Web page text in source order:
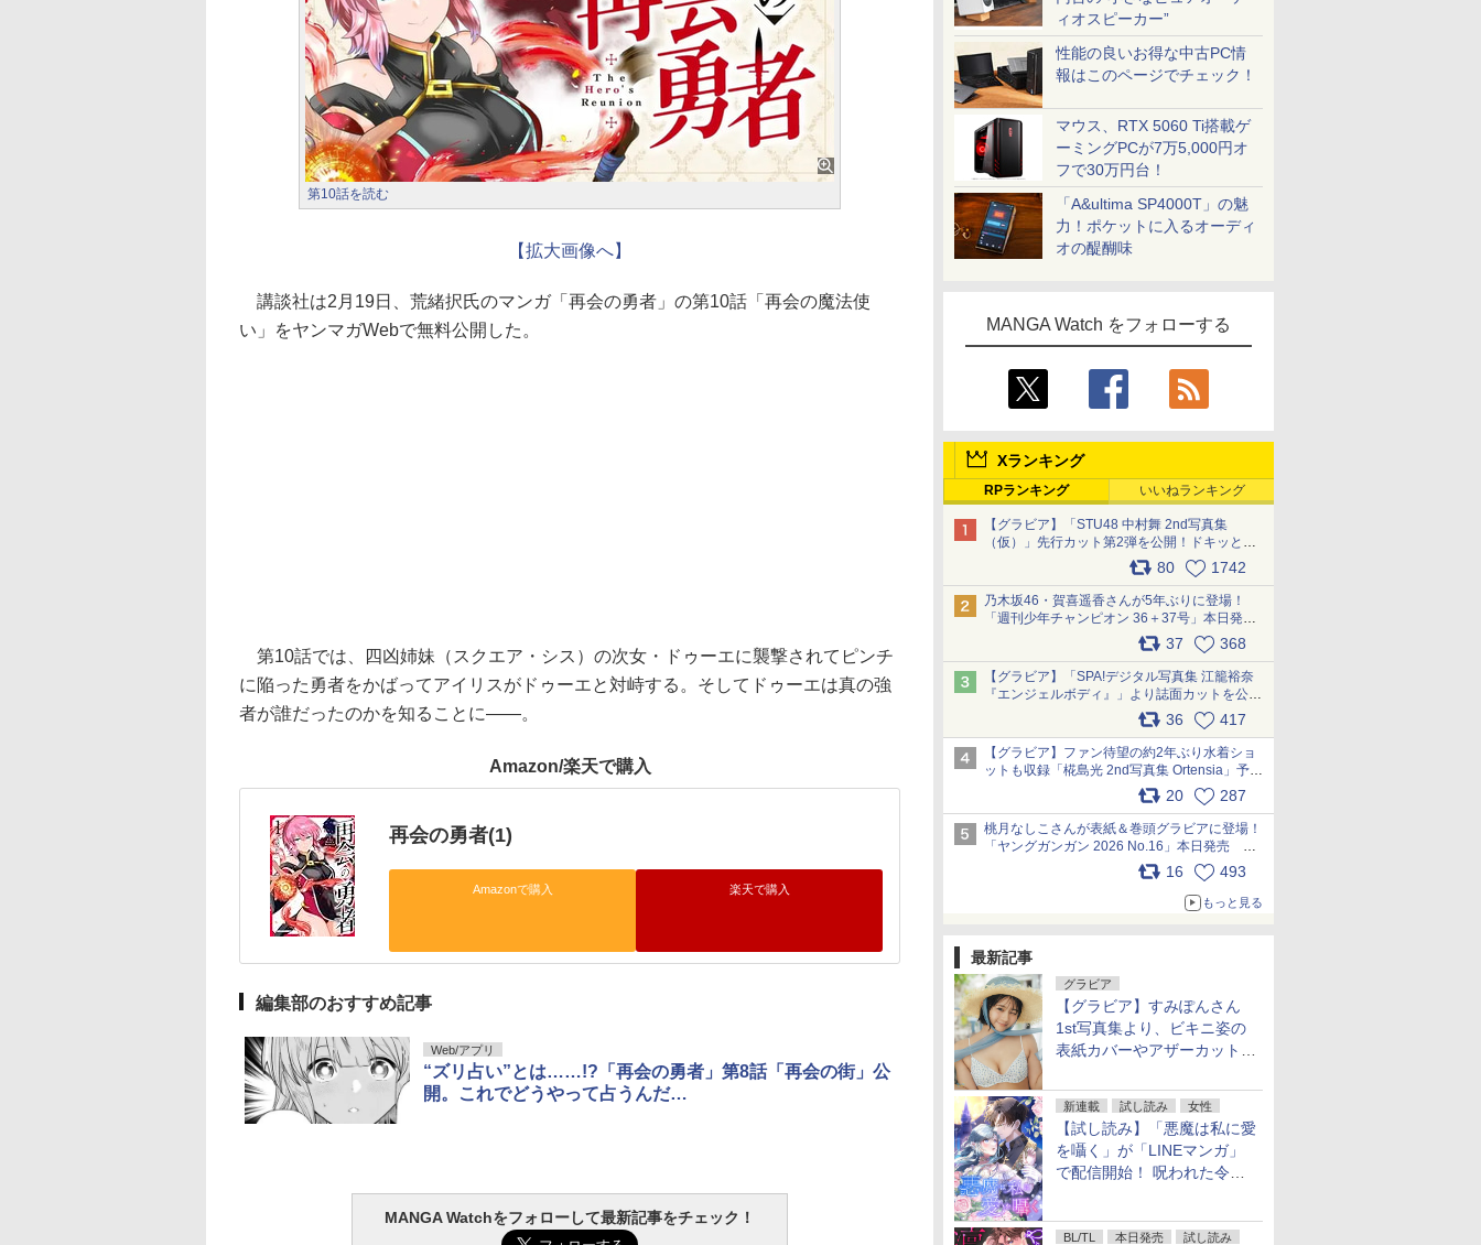
ィオスピーカー”
性能の良いお得な中古PC情
報はこのページでチェック！
マウス、RTX 5060 Ti搭載ゲ
ーミングPCが7万5,000円オ
フで30万円台！
「A&ultima SP4000T」の魅
力！ポケットに入るオーディ
オの醍醐味
MANGA Watch をフォローする
Xランキング
RPランキング いいねランキング
【グラビア】「STU48 中村舞 2nd写真集
（仮）」先行カット第2弾を公開！ドキッとす
るランジェリーカットなど新たな挑戦
80 1742
乃木坂46・賀喜遥香さんが5年ぶりに登場！
「週刊少年チャンピオン 36＋37号」本日発
売 pic.x.com/2Mo85ZlRvK
37 368
【グラビア】「SPA!デジタル写真集 江籠裕奈
『エンジェルボディ』」より誌面カットを公
開！ pic.x.com/Yl52UEMoko 36 417
【グラビア】ファン待望の約2年ぶり水着ショ
ットも収録「椛島光 2nd写真集 Ortensia」予約
20 287
桃月なしこさんが表紙＆巻頭グラビアに登場！
「ヤングガンガン 2026 No.16」本日発売
16 493
もっと見る
最新記事
グラビア
【グラビア】すみぽんさん
1st写真集より、ビキニ姿の
表紙カバーやアザーカットを
新連載 試し読み 女性
【試し読み】「悪魔は私に愛
を囁く」が「LINEマンガ」
で配信開始！ 呪われた令嬢×
BL/TL 本日発売 試し読み
第10話を読む
【拡大画像へ】
講談社は2月19日、荒緒択氏のマンガ「再会の勇者」の第10話「再会の魔法使
い」をヤンマガWebで無料公開した。
第10話では、四凶姉妹（スクエア・シス）の次女・ドゥーエに襲撃されてピンチ
に陥った勇者をかばってアイリスがドゥーエと対峙する。そしてドゥーエは真の強
者が誰だったのかを知ることに――。
Amazon/楽天で購入
再会の勇者(1)
Amazonで購入 楽天で購入
編集部のおすすめ記事
Web/アプリ
“ズリ占い”とは……!?「再会の勇者」第8話「再会の街」公
開。これでどうやって占うんだ…
MANGA Watchをフォローして最新記事をチェック！